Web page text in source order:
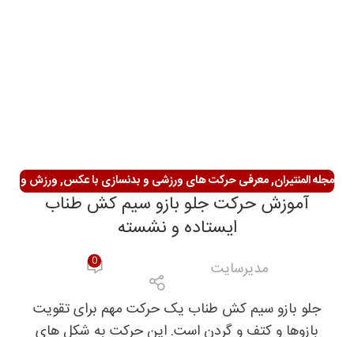
مجله المنتیران,معرفی حرکت های ورزشی و بدنسازی با عکس,ورزش و
سلامتی
آموزش حرکت جلو بازو سیم کش طناب
ایستاده و نشسته
مدیرسایت 0
جلو بازو سیم کش طناب یک حرکت مهم برای تقویت
بازوها و کتف و گردن است. این حرکت به شکل های